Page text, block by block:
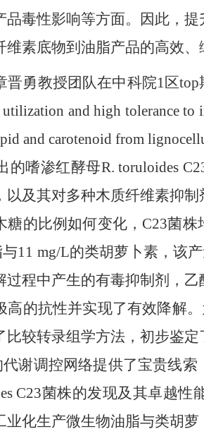
品毒性影响等方面。因此，
素底物到油脂产品的高效、
教授团队在中科院1区top
and high tolerance to
and carotenoid from
的嗜渗红酵母R. toruloides
以及其对多种木质纤维素抑
糖的比例如何变化，C23菌
11 mg/L的类胡萝卜素，该
过程中产生的有毒抑制剂，
高的抗性并实现了有效降解
比较转录组学方法，初步鉴
谢调控网络提供了宝贵线
C23菌株的发现及其卓越
业化生产微生物油脂与类胡